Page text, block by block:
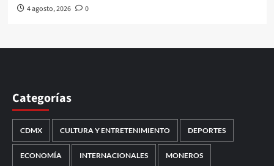
4 agosto, 2026 0
Categorías
CDMX CULTURA Y ENTRETENIMIENTO DEPORTES
ECONOMÍA INTERNACIONALES MONEROS